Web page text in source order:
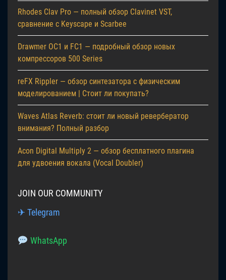
Rhodes Clav Pro — полный обзор Clavinet VST,
сравнение с Keyscape и Scarbee
Drawmer OC1 и FC1 — подробный обзор новых
компрессоров 500 Series
reFX Rippler — обзор синтезатора с физическим
моделированием | Стоит ли покупать?
Waves Atlas Reverb: стоит ли новый ревербератор
внимания? Полный разбор
Acon Digital Multiply 2 — обзор бесплатного плагина
для удвоения вокала (Vocal Doubler)
JOIN OUR COMMUNITY
✈ Telegram
WhatsApp